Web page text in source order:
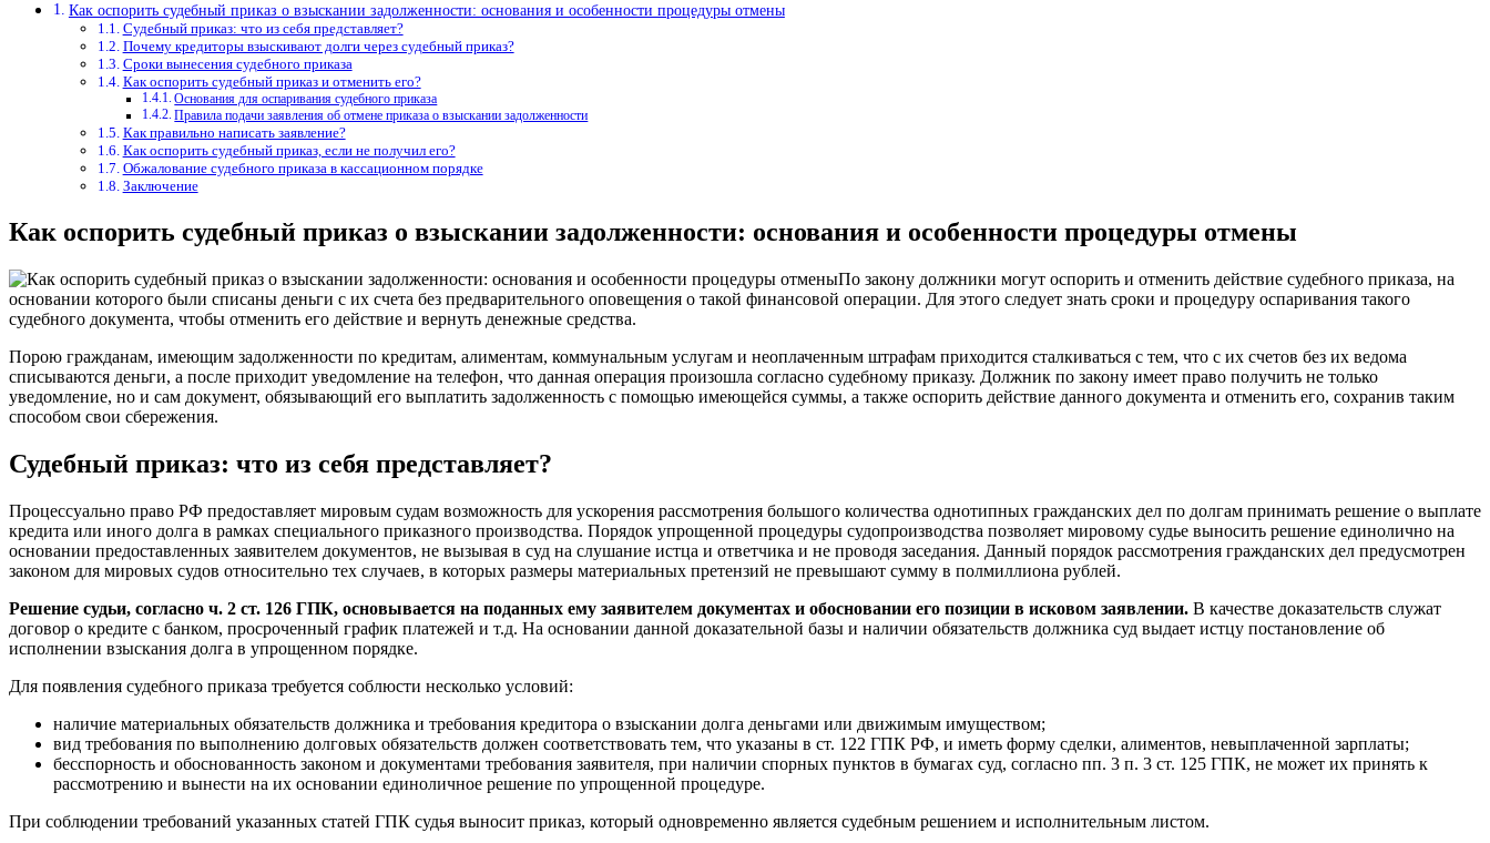
Как оспорить судебный приказ о взыскании задолженности: основания и особенности процедуры отмены
Судебный приказ: что из себя представляет?
Почему кредиторы взыскивают долги через судебный приказ?
Сроки вынесения судебного приказа
Как оспорить судебный приказ и отменить его?
Основания для оспаривания судебного приказа
Правила подачи заявления об отмене приказа о взыскании задолженности
Как правильно написать заявление?
Как оспорить судебный приказ, если не получил его?
Обжалование судебного приказа в кассационном порядке
Заключение
Как оспорить судебный приказ о взыскании задолженности: основания и особенности процедуры отмены
По закону должники могут оспорить и отменить действие судебного приказа, на
основании которого были списаны деньги с их счета без предварительного оповещения о такой финансовой операции. Для этого следует знать сроки и процедуру оспаривания такого
судебного документа, чтобы отменить его действие и вернуть денежные средства.
Порою гражданам, имеющим задолженности по кредитам, алиментам, коммунальным услугам и неоплаченным штрафам приходится сталкиваться с тем, что с их счетов без их ведома
списываются деньги, а после приходит уведомление на телефон, что данная операция произошла согласно судебному приказу. Должник по закону имеет право получить не только
уведомление, но и сам документ, обязывающий его выплатить задолженность с помощью имеющейся суммы, а также оспорить действие данного документа и отменить его, сохранив таким
способом свои сбережения.
Судебный приказ: что из себя представляет?
Процессуально право РФ предоставляет мировым судам возможность для ускорения рассмотрения большого количества однотипных гражданских дел по долгам принимать решение о выплате
кредита или иного долга в рамках специального приказного производства. Порядок упрощенной процедуры судопроизводства позволяет мировому судье выносить решение единолично на
основании предоставленных заявителем документов, не вызывая в суд на слушание истца и ответчика и не проводя заседания. Данный порядок рассмотрения гражданских дел предусмотрен
законом для мировых судов относительно тех случаев, в которых размеры материальных претензий не превышают сумму в полмиллиона рублей.
Решение судьи, согласно ч. 2 ст. 126 ГПК, основывается на поданных ему заявителем документах и обосновании его позиции в исковом заявлении. В качестве доказательств служат
договор о кредите с банком, просроченный график платежей и т.д. На основании данной доказательной базы и наличии обязательств должника суд выдает истцу постановление об
исполнении взыскания долга в упрощенном порядке.
Для появления судебного приказа требуется соблюсти несколько условий:
наличие материальных обязательств должника и требования кредитора о взыскании долга деньгами или движимым имуществом;
вид требования по выполнению долговых обязательств должен соответствовать тем, что указаны в ст. 122 ГПК РФ, и иметь форму сделки, алиментов, невыплаченной зарплаты;
бесспорность и обоснованность законом и документами требования заявителя, при наличии спорных пунктов в бумагах суд, согласно пп. 3 п. 3 ст. 125 ГПК, не может их принять к
рассмотрению и вынести на их основании единоличное решение по упрощенной процедуре.
При соблюдении требований указанных статей ГПК судья выносит приказ, который одновременно является судебным решением и исполнительным листом.